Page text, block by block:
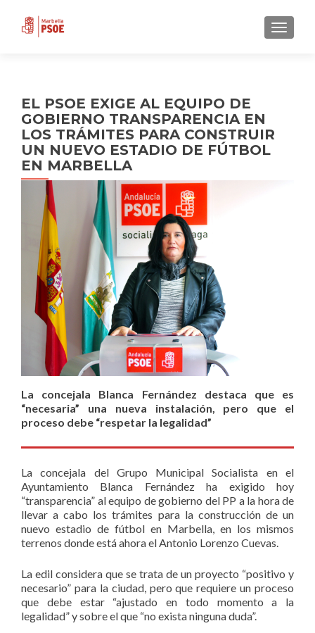
EL PSOE EXIGE AL EQUIPO DE
GOBIERNO TRANSPARENCIA EN
LOS TRÁMITES PARA CONSTRUIR
UN NUEVO ESTADIO DE FÚTBOL
EN MARBELLA
La concejala Blanca Fernández destaca que es
“necesaria” una nueva instalación, pero que el
proceso debe “respetar la legalidad”
La concejala del Grupo Municipal Socialista en el
Ayuntamiento Blanca Fernández ha exigido hoy
“transparencia” al equipo de gobierno del PP a la hora de
llevar a cabo los trámites para la construcción de un
nuevo estadio de fútbol en Marbella, en los mismos
terrenos donde está ahora el Antonio Lorenzo Cuevas.
La edil considera que se trata de un proyecto “positivo y
necesario” para la ciudad, pero que requiere un proceso
que debe estar “ajustado en todo momento a la
legalidad” y sobre el que “no exista ninguna duda”.